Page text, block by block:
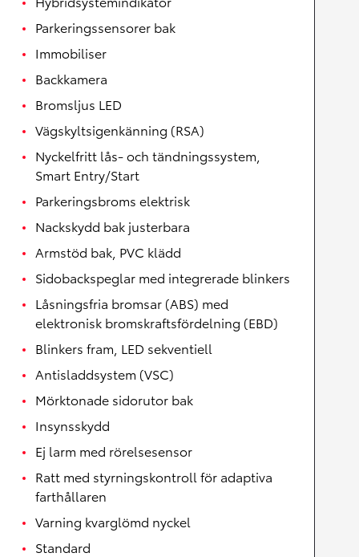
Parkeringssensorer bak
Immobiliser
Backkamera
Bromsljus LED
Vägskyltsigenkänning (RSA)
Nyckelfritt lås- och tändningssystem,
Smart Entry/Start
Parkeringsbroms elektrisk
Nackskydd bak justerbara
Armstöd bak, PVC klädd
Sidobackspeglar med integrerade blinkers
Låsningsfria bromsar (ABS) med
elektronisk bromskraftsfördelning (EBD)
Blinkers fram, LED sekventiell
Antisladdsystem (VSC)
Mörktonade sidorutor bak
Insynsskydd
Ej larm med rörelsesensor
Ratt med styrningskontroll för adaptiva
farthållaren
Varning kvarglömd nyckel
Standard